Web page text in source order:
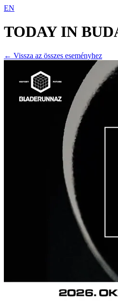
EN
TODAY IN
← Vissza az összes eseményhez